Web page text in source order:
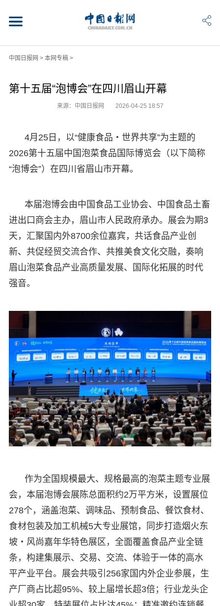
中国日报网 > 本网专稿>
第十五届“泡博会”在四川眉山开幕
来源：中国日报网 2026-04-25 18:57
4月25日，以“健康食品・世界共享”为主题的
2026第十五届中国泡菜食品国际博览会（以下简称
“泡博会”）在四川省眉山市开幕。
本届泡博会由中国食品工业协会、中国食品土畜
进出口商会主办，眉山市人民政府承办。展会为期3
天，汇聚国内外8700余位嘉宾，共话食品产业创
新、共促经贸交流合作、共推美食文化交融，奏响
眉山泡菜食品产业高质量发展、国际化拓展的时代
强音。
作为全国规模最大、规格最高的泡菜主题专业展
会，本届泡博会展陈总面积约2万平方米，设置展位
278个，涵盖泡菜、调味品、预制食品、餐饮食材、
食材包装及加工机械5大专业展馆，同步打造烟火东
坡・风尚嘉年华特色展区，全面覆盖食品产业全链
条，构建集展示、交易、交流、体验于一体的高水
平产业平台。展会共吸引256家国内外企业参展，生
产厂商占比超95%、较上届增长超3倍；行业龙头企